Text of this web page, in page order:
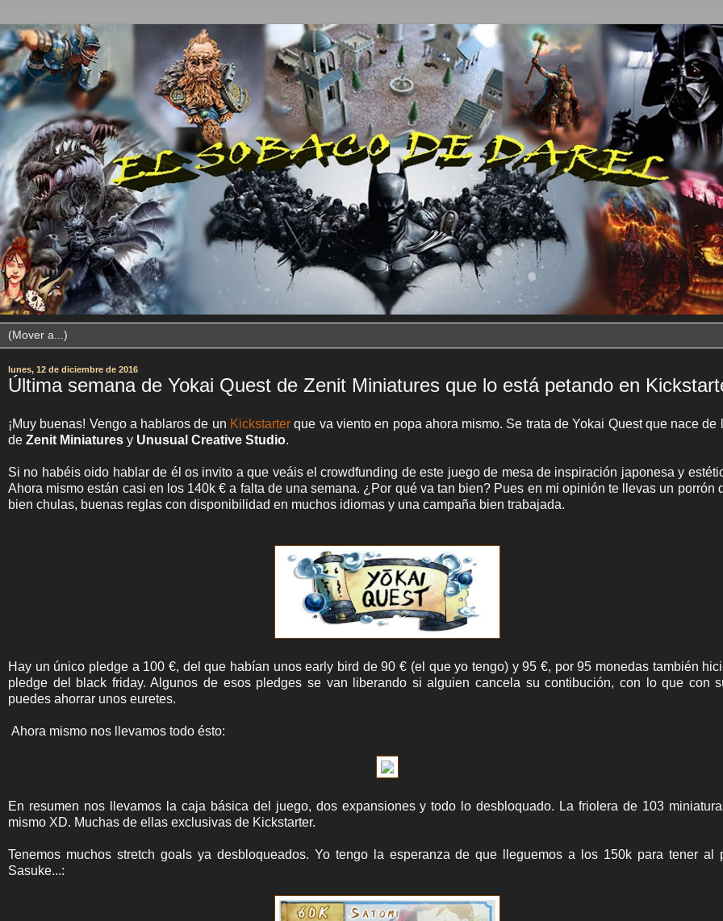
lunes, 12 de diciembre de 2016
Última semana de Yokai Quest de Zenit Miniatures que lo está petando en
¡Muy buenas! Vengo a hablaros de un Kickstarter que va viento en popa ahora mismo. Se trata de Yokai Quest que nace de
de Zenit Miniatures y Unusual Creative Studio.
Si no habéis oido hablar de él os invito a que veáis el crowdfunding de este juego de mesa de inspiración japonesa y
Ahora mismo están casi en los 140k € a falta de una semana. ¿Por qué va tan bien? Pues en mi opinión te llevas un porrón
bien chulas, buenas reglas con disponibilidad en muchos idiomas y una campaña bien trabajada.
Hay un único pledge a 100 €, del que habían unos early bird de 90 € (el que yo tengo) y 95 €, por 95 monedas también
pledge del black friday. Algunos de esos pledges se van liberando si alguien cancela su contibución, con lo que con
puedes ahorrar unos euretes.
Ahora mismo nos llevamos todo ésto:
En resumen nos llevamos la caja básica del juego, dos expansiones y todo lo desbloquado. La friolera de 103
mismo XD. Muchas de ellas exclusivas de Kickstarter.
Tenemos muchos stretch goals ya desbloqueados. Yo tengo la esperanza de que lleguemos a los 150k para tener al
Sasuke...: